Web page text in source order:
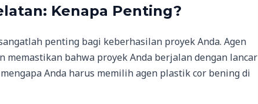
: Kenapa Penting?
penting bagi keberhasilan proyek Anda. Agen
bahwa proyek Anda berjalan dengan lancar
Anda harus memilih agen plastik cor bening di